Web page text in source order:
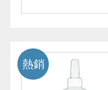
熱銷